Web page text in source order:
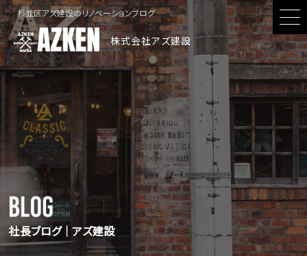
株式会社アズ建設
杉並区アズ建設のリノベーションブログ
社長ブログ│アズ建設